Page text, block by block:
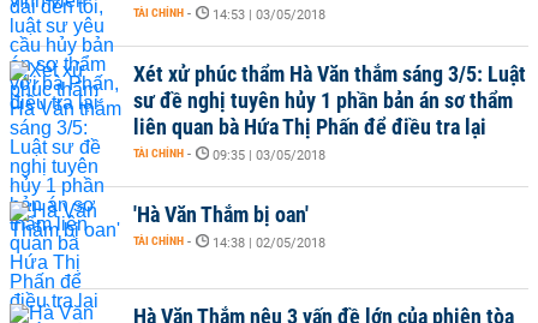
TÀI CHÍNH - 14:53 | 03/05/2018
Xét xử phúc thẩm Hà Văn thắm sáng 3/5: Luật
sư đề nghị tuyên hủy 1 phần bản án sơ thẩm
liên quan bà Hứa Thị Phấn để điều tra lại
TÀI CHÍNH - 09:35 | 03/05/2018
'Hà Văn Thắm bị oan'
TÀI CHÍNH - 14:38 | 02/05/2018
Hà Văn Thắm nêu 3 vấn đề lớn của phiên tòa